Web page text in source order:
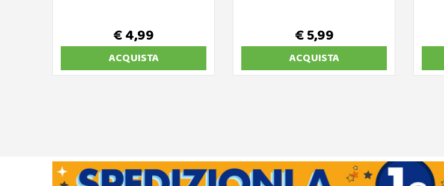
€ 4,99
ACQUISTA
€ 5,99
ACQUISTA